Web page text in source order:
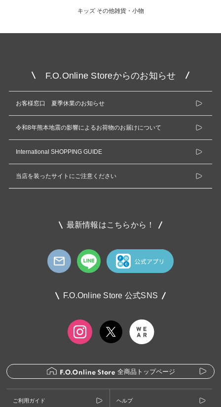
キッズ その他雑貨・小物
F.O.Online Storeからのお知らせ
お客様窓口 夏季休業のお知らせ
令和8年熊本地震の影響によるお荷物のお届けについて
International SHOPPING GUIDE
当店を装ったサイトにご注意ください
最新情報はこちらから！
F.O.Online Store 公式SNS
全商品トップページ
ご利用ガイド ヘルプ